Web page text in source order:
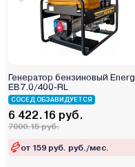
Генератор бензиновый
EB7.0/400-RL
СОСЕД ОБЗАВИДУЕТСЯ
6 422.16 руб.
7000.15 руб.
от 159 руб. руб./мес.